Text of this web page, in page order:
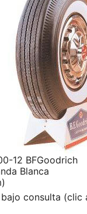
12 BFGoodrich
Blanca
consulta (clic